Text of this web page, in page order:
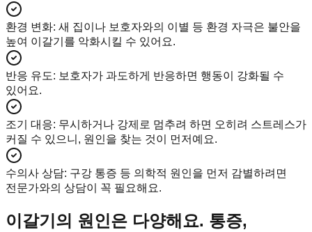
환경 변화: 새 집이나 보호자와의 이별 등 환경 자극은 불안을
높여 이갈기를 악화시킬 수 있어요.
반응 유도: 보호자가 과도하게 반응하면 행동이 강화될 수
있어요.
조기 대응: 무시하거나 강제로 멈추려 하면 오히려 스트레스가
커질 수 있으니, 원인을 찾는 것이 먼저예요.
수의사 상담: 구강 통증 등 의학적 원인을 먼저 감별하려면
전문가와의 상담이 꼭 필요해요.
이갈기의 원인은 다양해요. 통증,